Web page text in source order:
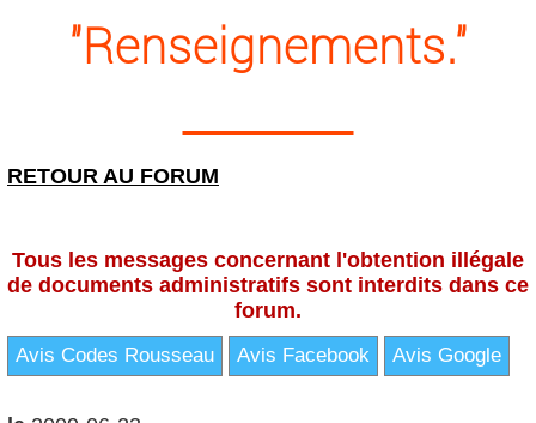
"Renseignements."
RETOUR AU FORUM
Tous les messages concernant l'obtention illégale
de documents administratifs sont interdits dans ce
forum.
Avis Codes Rousseau Avis Facebook Avis Google